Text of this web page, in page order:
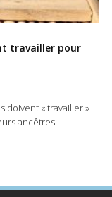
travailler pour
doivent « travailler »
ancêtres.